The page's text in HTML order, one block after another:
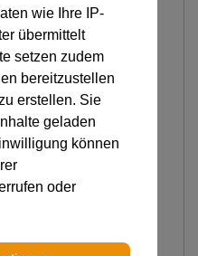
wie Ihre IP-
übermittelt
setzen zudem
bereitzustellen
erstellen. Sie
geladen
können
oder